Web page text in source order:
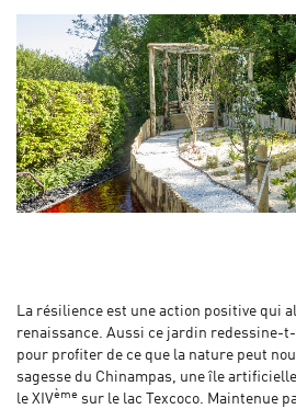
La résilience est une action positive qui
renaissance. Aussi ce jardin redessine-
pour profiter de ce que la nature peut
sagesse du Chinampas, une île
le XIVème sur le lac Texcoco. Maintenue